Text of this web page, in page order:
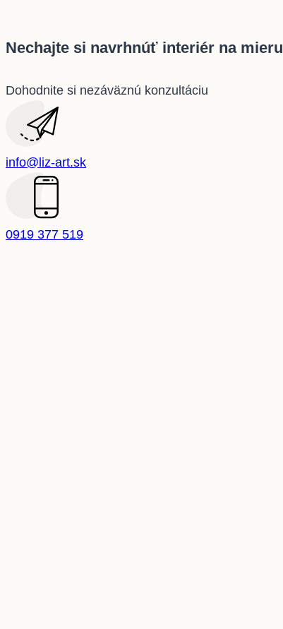
Nechajte si navrhnúť interiér na mieru
Dohodnite si nezáväznú konzultáciu
info@liz-art.sk
0919 377 519